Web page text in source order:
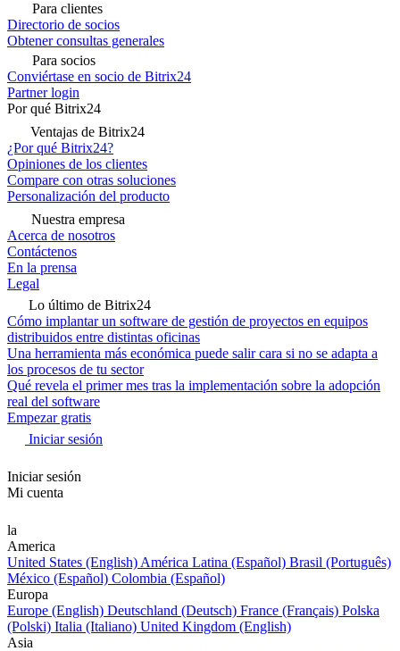
Para clientes
Directorio de socios
Obtener consultas generales
Para socios
Conviértase en socio de Bitrix24
Partner login
Por qué Bitrix24
Ventajas de Bitrix24
¿Por qué Bitrix24?
Opiniones de los clientes
Compare con otras soluciones
Personalización del producto
Nuestra empresa
Acerca de nosotros
Contáctenos
En la prensa
Legal
Lo último de Bitrix24
Cómo implantar un software de gestión de proyectos en equipos
distribuidos entre distintas oficinas
Una herramienta más económica puede salir cara si no se adapta a
los procesos de tu sector
Qué revela el primer mes tras la implementación sobre la adopción
real del software
Empezar gratis
Iniciar sesión
Iniciar sesión
Mi cuenta
la
America
United States (English) América Latina (Español) Brasil (Português)
México (Español) Colombia (Español)
Europa
Europe (English) Deutschland (Deutsch) France (Français) Polska
(Polski) Italia (Italiano) United Kingdom (English)
Asia